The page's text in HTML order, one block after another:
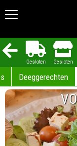
Gesloten Gesloten
Deeggerechten